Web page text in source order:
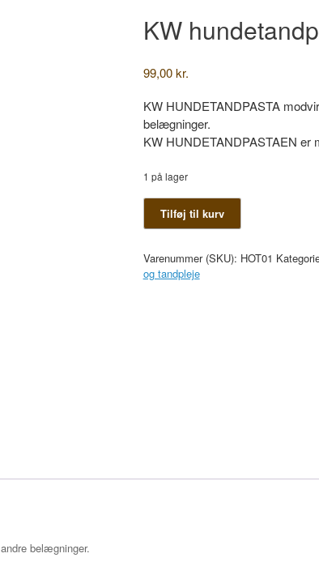
KW
99,00kr.
KW HUNDETANDPASTA
belægninger.
KW HUNDETANDPASTAEN er
1 på lager
KW
hundetandpasta
Tilføj til kurv
Varenummer (SKU): HOT01
og tandpleje
belægninger.